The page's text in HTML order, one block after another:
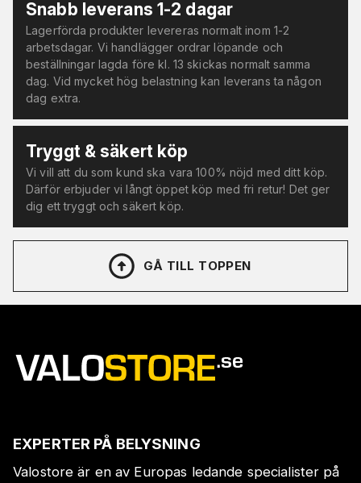
Snabb leverans 1-2 dagar
Lagerförda produkter levereras normalt inom 1-2
arbetsdagar. Vi handlägger ordrar löpande och
beställningar lagda före kl. 13 skickas normalt samma
dag. Vid mycket hög belastning kan leverans ta någon
dag extra.
Tryggt & säkert köp
Vi vill att du som kund ska vara 100% nöjd med ditt köp.
Därför erbjuder vi långt öppet köp med fri retur! Det ger
dig ett tryggt och säkert köp.
GÅ TILL TOPPEN
EXPERTER PÅ BELYSNING
Valostore är en av Europas ledande specialister på